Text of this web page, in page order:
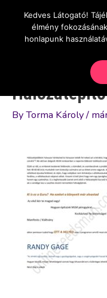
content
OnlineSeedsMan
Üzlet és szabadság
ByTorma Károly/
Kedves Látogató!
élmény
honlapunk